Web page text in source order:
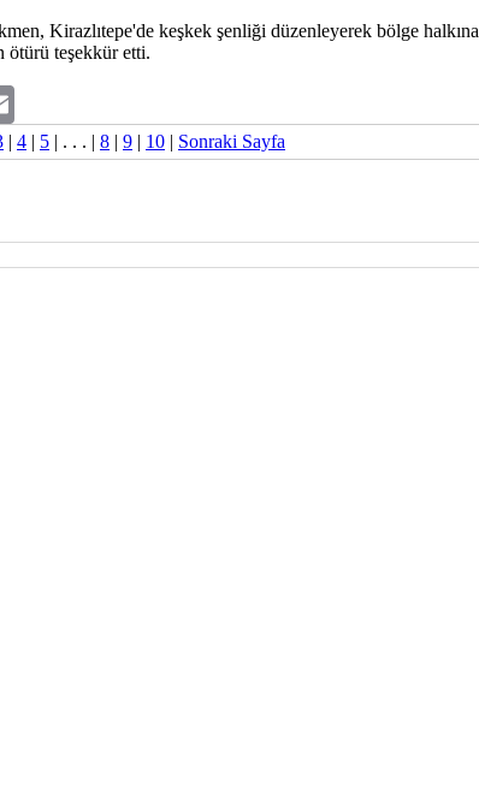
Kirazlıtepe'de keşkek şenliği düzenleyerek bölge halkına
ötürü teşekkür etti.
| 4 | 5 | . . . | 8 | 9 | 10 | Sonraki Sayfa